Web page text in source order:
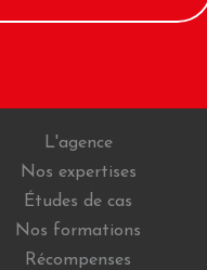
L'agence
Nos expertises
Études de cas
Nos formations
Récompenses